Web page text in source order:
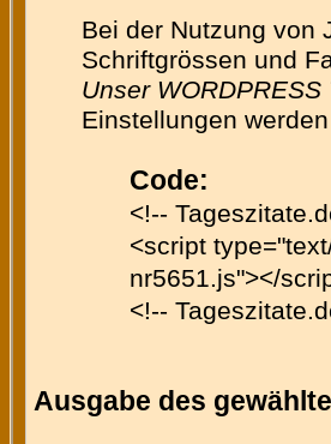
Bei der Nutzung von
Schriftgrössen und
Unser WORDPRESS
Einstellungen
Code:
<!--
<script
nr5651.js"></
<!--
Ausgabe des